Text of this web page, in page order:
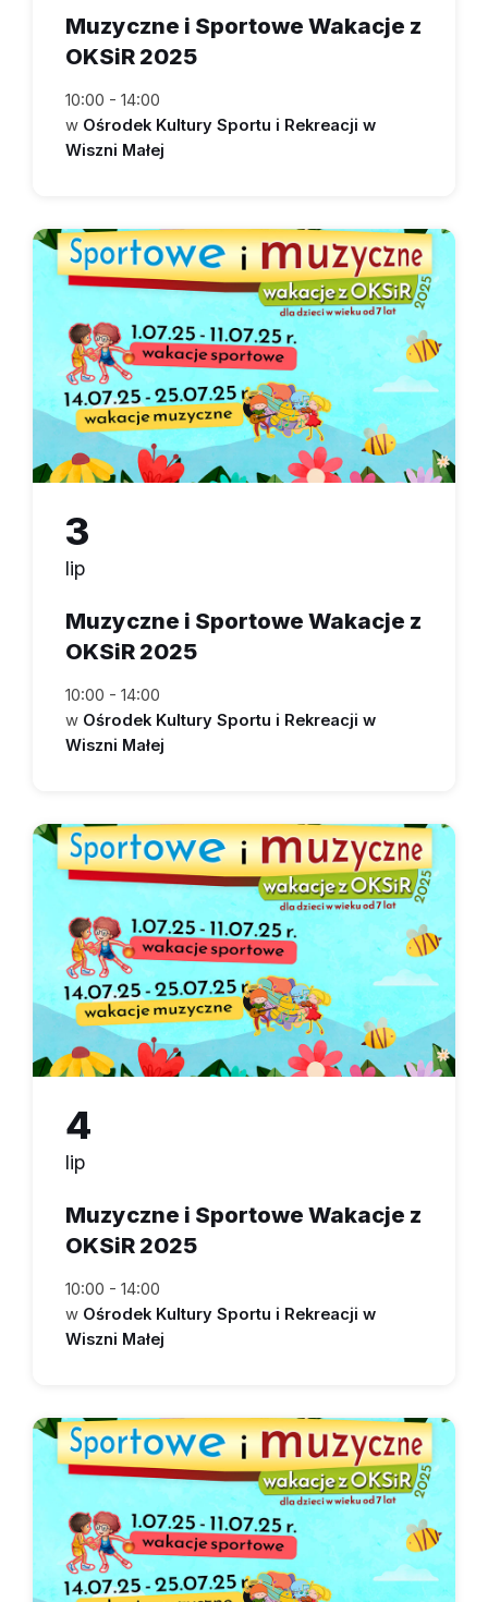
Muzyczne i Sportowe Wakacje z
OKSiR 2025
10:00 - 14:00
w Ośrodek Kultury Sportu i Rekreacji w
Wiszni Małej
3
lip
Muzyczne i Sportowe Wakacje z
OKSiR 2025
10:00 - 14:00
w Ośrodek Kultury Sportu i Rekreacji w
Wiszni Małej
4
lip
Muzyczne i Sportowe Wakacje z
OKSiR 2025
10:00 - 14:00
w Ośrodek Kultury Sportu i Rekreacji w
Wiszni Małej